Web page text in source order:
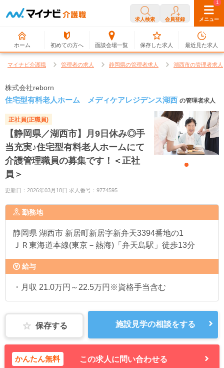
求人検索 会員登録 メニュー
ホーム 初めての方へ 面談会場一覧
0
保存した求人
1
最近見た求人
マイナビ介護職 管理者の求人 静岡県の管理者求人 湖西市の管理者求人
株式会社reborn
住宅型有料老人ホーム メディケアレジデンス湖西 の管理者求人
正社員(正職員)
【静岡県／湖西市】月9日休み◎手
当充実♪住宅型有料老人ホームにて
介護管理職員の募集です！＜正社
員＞
更新日：2026年03月18日 求人番号：9774595
勤務地
静岡県 湖西市 新居町新居字新弁天3394番地の1
ＪＲ東海道本線(東京－熱海)「弁天島駅」徒歩13分
給与
・月収 21.0万円～22.5万円※資格手当含む
保存する 施設見学の相談をする
かんたん無料 この求人に問い合わせる